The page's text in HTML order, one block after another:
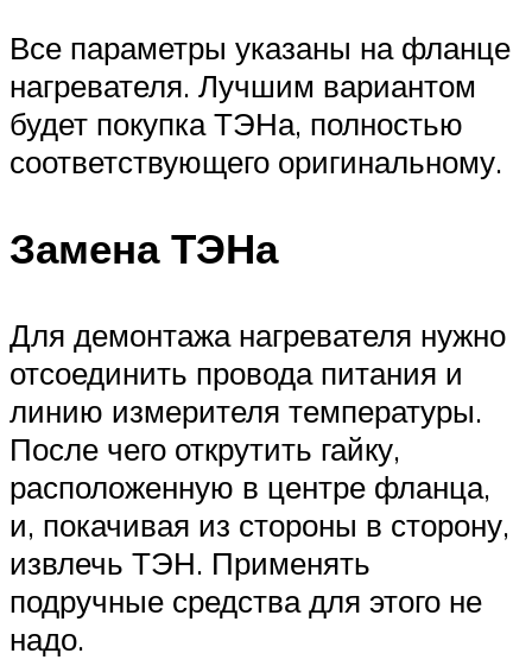
Все параметры указаны на фланце
нагревателя. Лучшим вариантом
будет покупка ТЭНа, полностью
соответствующего оригинальному.
Замена ТЭНа
Для демонтажа нагревателя нужно
отсоединить провода питания и
линию измерителя температуры.
После чего открутить гайку,
расположенную в центре фланца,
и, покачивая из стороны в сторону,
извлечь ТЭН. Применять
подручные средства для этого не
надо.